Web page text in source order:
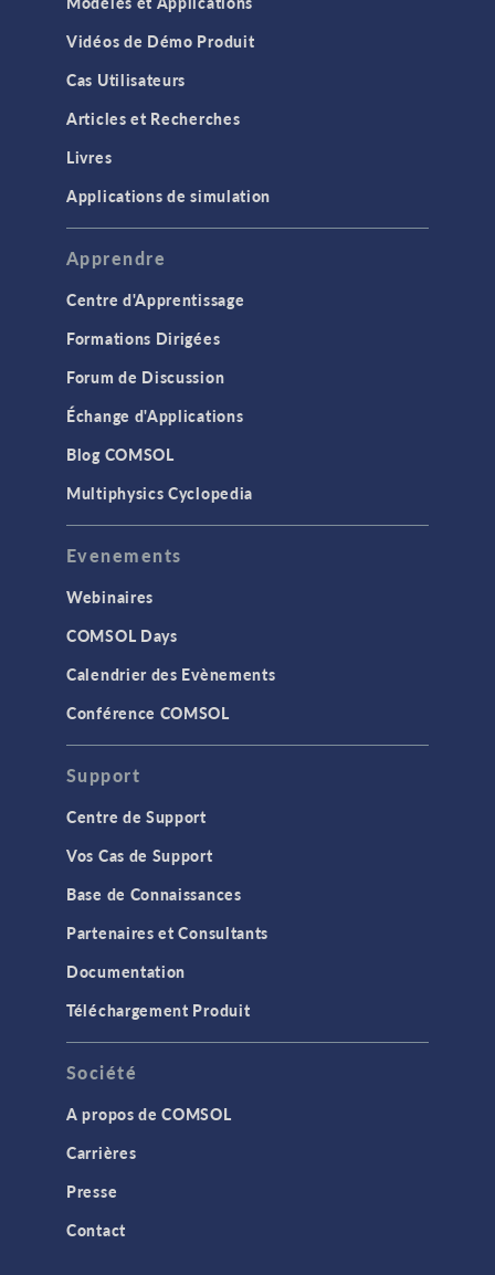
Vidéos de Démo Produit
Cas Utilisateurs
Articles et Recherches
Livres
Applications de simulation
Apprendre
Centre d'Apprentissage
Formations Dirigées
Forum de Discussion
Échange d'Applications
Blog COMSOL
Multiphysics Cyclopedia
Evenements
Webinaires
COMSOL Days
Calendrier des Evènements
Conférence COMSOL
Support
Centre de Support
Vos Cas de Support
Base de Connaissances
Partenaires et Consultants
Documentation
Téléchargement Produit
Société
A propos de COMSOL
Carrières
Presse
Contact